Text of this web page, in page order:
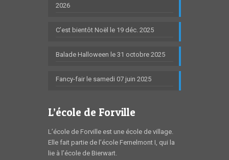
2026
C’est bientôt Noël le 19 déc. 2025
Balade Halloween le 31 octobre 2025
Fancy-fair le samedi 07 juin 2025
L’école de Forville
L’école de Forville est une école de village.
Elle fait partie de l’école Fernelmont I, qui la
lie à l’école de Bierwart.